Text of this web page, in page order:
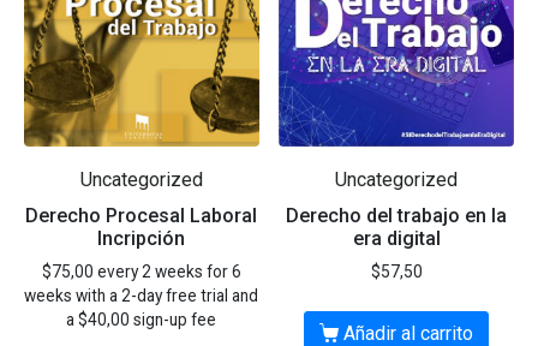
Uncategorized
Derecho Procesal Laboral
Incripción
$75,00 every 2 weeks for 6
weeks with a 2-day free trial and
a$40,00 sign-up fee
Uncategorized
Derecho del trabajo en la
era digital
$57,50
Añadir al carrito